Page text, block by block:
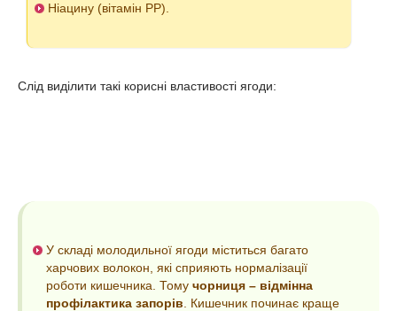
Ніацину (вітамін РР).
Слід виділити такі корисні властивості ягоди:
У складі молодильної ягоди міститься багато
харчових волокон, які сприяють нормалізації
роботи кишечника. Тому чорниця – відмінна
профілактика запорів . Кишечник починає краще